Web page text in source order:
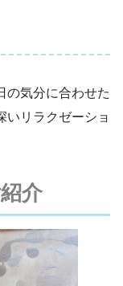
の気分に合わせた
いリラクゼーショ
介